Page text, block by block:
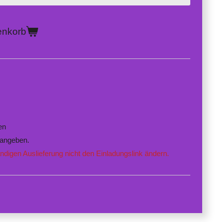
Auslieferung nicht den Einladungslink ändern.